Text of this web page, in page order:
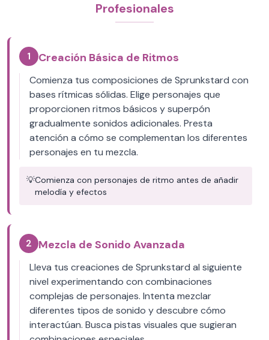
Profesionales
1 Creación Básica de Ritmos
Comienza tus composiciones de Sprunkstard con
bases rítmicas sólidas. Elige personajes que
proporcionen ritmos básicos y superpón
gradualmente sonidos adicionales. Presta
atención a cómo se complementan los diferentes
personajes en tu mezcla.
💡Comienza con personajes de ritmo antes de añadir
melodía y efectos
2 Mezcla de Sonido Avanzada
Lleva tus creaciones de Sprunkstard al siguiente
nivel experimentando con combinaciones
complejas de personajes. Intenta mezclar
diferentes tipos de sonido y descubre cómo
interactúan. Busca pistas visuales que sugieran